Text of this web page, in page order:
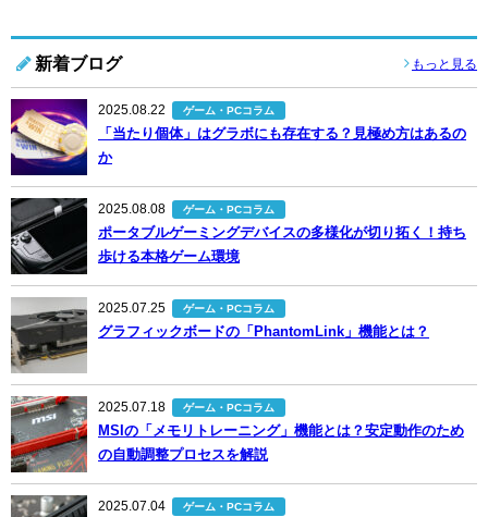
新着ブログ もっと見る
2025.08.22 ゲーム・PCコラム
「当たり個体」はグラボにも存在する？見極め方はあるの
か
2025.08.08 ゲーム・PCコラム
ポータブルゲーミングデバイスの多様化が切り拓く！持ち
歩ける本格ゲーム環境
2025.07.25 ゲーム・PCコラム
グラフィックボードの「PhantomLink」機能とは？
2025.07.18 ゲーム・PCコラム
MSIの「メモリトレーニング」機能とは？安定動作のため
の自動調整プロセスを解説
2025.07.04 ゲーム・PCコラム